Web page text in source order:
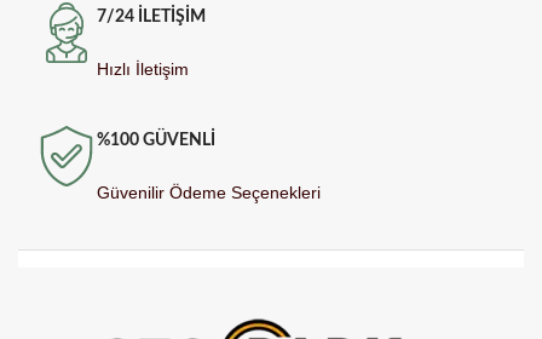
7/24 İLETİŞİM
Hızlı İletişim
%100 GÜVENLİ
Güvenilir Ödeme Seçenekleri